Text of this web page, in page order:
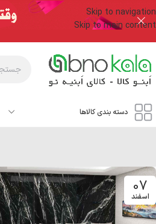
Skip to navigation
Skip to main content
دسته بندی کالاها
07
اسفند